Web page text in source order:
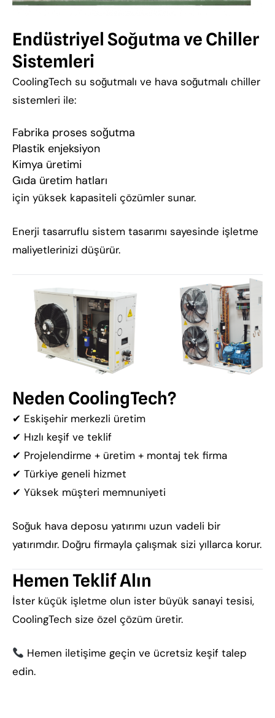
Endüstriyel Soğutma ve Chiller
Sistemleri
CoolingTech su soğutmalı ve hava soğutmalı chiller
sistemleri ile:
Fabrika proses soğutma
Plastik enjeksiyon
Kimya üretimi
Gıda üretim hatları
için yüksek kapasiteli çözümler sunar.
Enerji tasarruflu sistem tasarımı sayesinde işletme
maliyetlerinizi düşürür.
Neden CoolingTech?
✔ Eskişehir merkezli üretim
✔ Hızlı keşif ve teklif
✔ Projelendirme + üretim + montaj tek firma
✔ Türkiye geneli hizmet
✔ Yüksek müşteri memnuniyeti
Soğuk hava deposu yatırımı uzun vadeli bir
yatırımdır. Doğru firmayla çalışmak sizi yıllarca korur.
Hemen Teklif Alın
İster küçük işletme olun ister büyük sanayi tesisi,
CoolingTech size özel çözüm üretir.
Hemen iletişime geçin ve ücretsiz keşif talep
edin.